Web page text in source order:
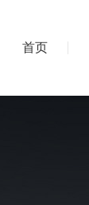
首页